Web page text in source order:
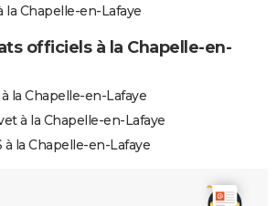
Chapelle-en-Lafaye
officiels à la Chapelle-en-
la Chapelle-en-Lafaye
à la Chapelle-en-Lafaye
à la Chapelle-en-Lafaye